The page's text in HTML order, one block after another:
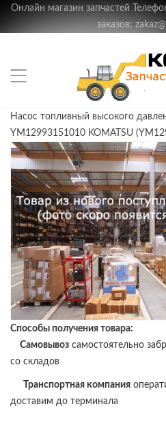
Онлайн магазин запчастей
заказов:
Насос топливный высокого
YM12993151010 KOMATSU
Способы получения товара:
Самовывоз самостоятельно
со складов
Транспортная компания
доставим до терминала